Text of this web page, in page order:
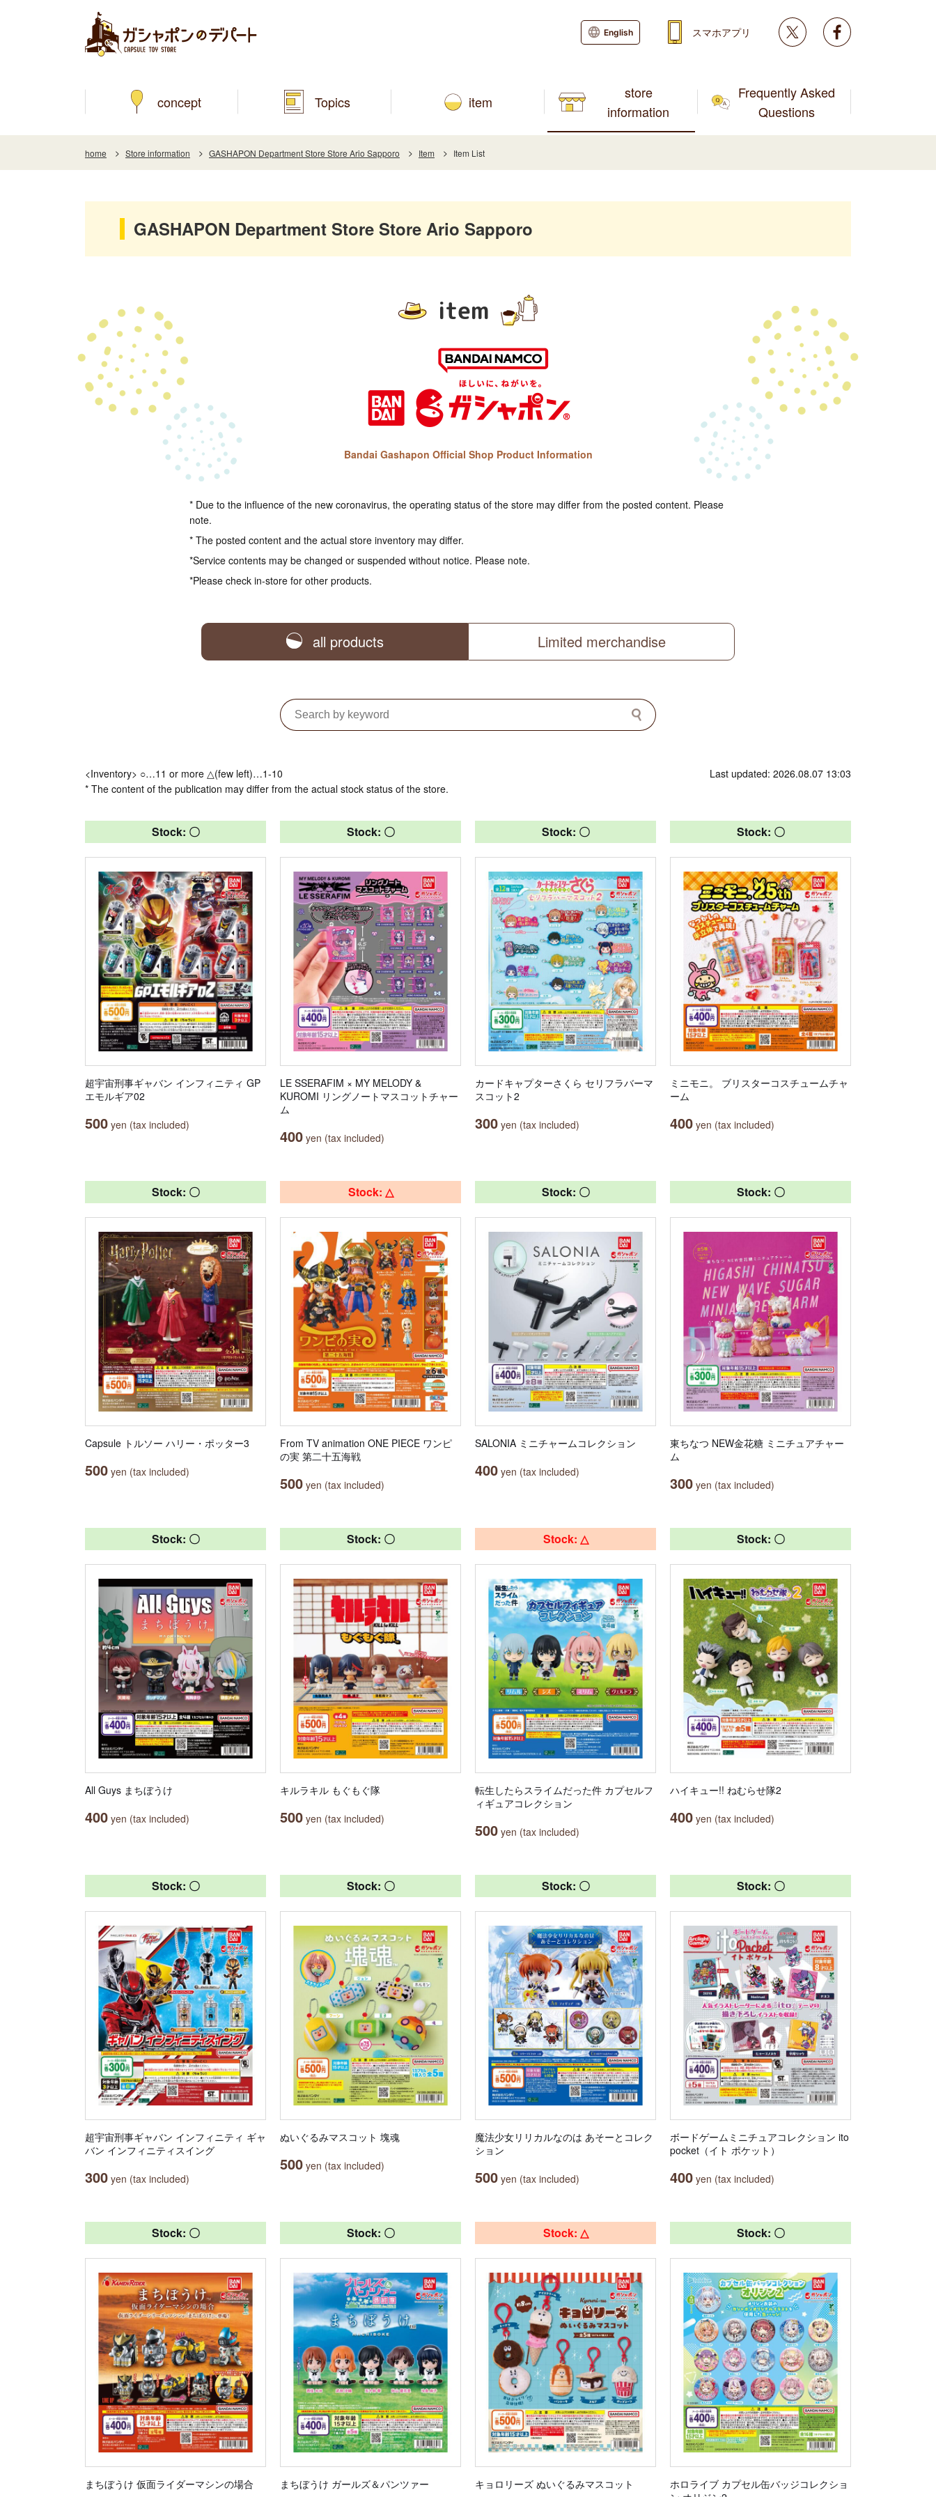
concept Topics item
store
information
Frequently Asked
Questions
English スマホアプリ Twitter
home Store information GASHAPON Department Store Store Ario Sapporo Item Item List
GASHAPON Department Store Store Ario Sapporo
item
Bandai Gashapon Official Shop Product Information
* Due to the influence of the new coronavirus, the operating status of the store may differ from the posted content. Please
note.
* The posted content and the actual store inventory may differ.
*Service contents may be changed or suspended without notice. Please note.
*Please check in-store for other products.
all products Limited merchandise
<Inventory> ○…11 or more △(few left)…1-10
* The content of the publication may differ from the actual stock status of the store.
Last updated: 2026.08.07 13:03
Stock: 〇
超宇宙刑事ギャバン インフィニティ GP
エモルギア02
500 yen (tax included)
Stock: 〇
LE SSERAFIM × MY MELODY &
KUROMI リングノートマスコットチャー
ム
400 yen (tax included)
Stock: 〇
カードキャプターさくら セリフラバーマ
スコット2
300 yen (tax included)
Stock: 〇
ミニモニ。 ブリスターコスチュームチャ
ーム
400 yen (tax included)
Stock: 〇
Capsule トルソー ハリー・ポッター3
500 yen (tax included)
Stock: △
From TV animation ONE PIECE ワンピ
の実 第二十五海戦
500 yen (tax included)
Stock: 〇
SALONIA ミニチャームコレクション
400 yen (tax included)
Stock: 〇
東ちなつ NEW金花糖 ミニチュアチャー
ム
300 yen (tax included)
Stock: 〇
All Guys まちぼうけ
400 yen (tax included)
Stock: 〇
キルラキル もぐもぐ隊
500 yen (tax included)
Stock: △
転生したらスライムだった件 カプセルフ
ィギュアコレクション
500 yen (tax included)
Stock: 〇
ハイキュー!! ねむらせ隊2
400 yen (tax included)
Stock: 〇
超宇宙刑事ギャバン インフィニティ ギャ
バン インフィニティスイング
300 yen (tax included)
Stock: 〇
ぬいぐるみマスコット 塊魂
500 yen (tax included)
Stock: 〇
魔法少女リリカルなのは あそーとコレク
ション
500 yen (tax included)
Stock: 〇
ボードゲームミニチュアコレクション ito
pocket（イト ポケット）
400 yen (tax included)
Stock: 〇
まちぼうけ 仮面ライダーマシンの場合
Stock: 〇
まちぼうけ ガールズ＆パンツァー
Stock: △
キョロリーズ ぬいぐるみマスコット
Stock: 〇
ホロライブ カプセル缶バッジコレクショ